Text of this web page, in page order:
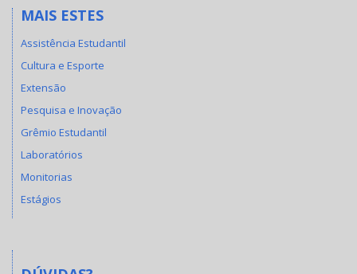
MAIS ESTES
Assistência Estudantil
Cultura e Esporte
Extensão
Pesquisa e Inovação
Grêmio Estudantil
Laboratórios
Monitorias
Estágios